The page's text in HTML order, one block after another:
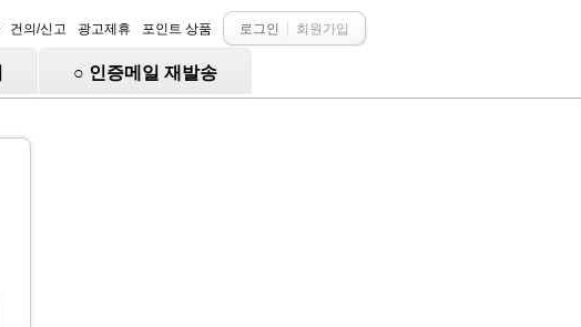
로그인 회원가입
건의/신고 광고제휴 포인트 상품
○ 인증메일 재발송